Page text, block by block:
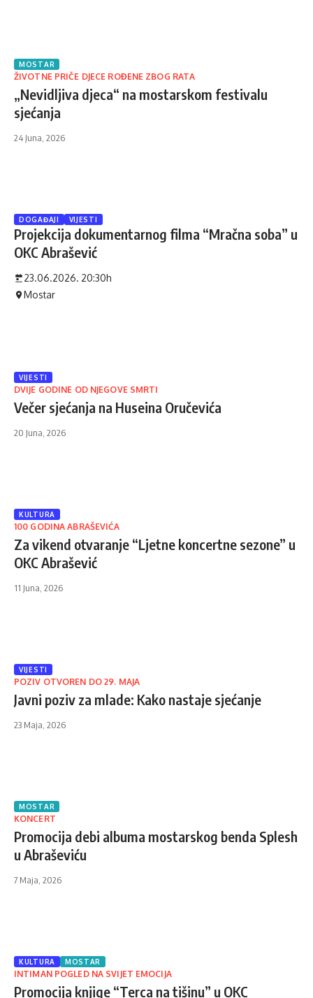
MOSTAR
ŽIVOTNE PRIČE DJECE ROĐENE ZBOG RATA
„Nevidljiva djeca“ na mostarskom festivalu
sjećanja
24 Juna, 2026
DOGAĐAJI VIJESTI
Projekcija dokumentarnog filma “Mračna soba” u
OKC Abrašević
23.06.2026. 20:30h
Mostar
VIJESTI
DVIJE GODINE OD NJEGOVE SMRTI
Večer sjećanja na Huseina Oručevića
20 Juna, 2026
KULTURA
100 GODINA ABRAŠEVIĆA
Za vikend otvaranje “Ljetne koncertne sezone” u
OKC Abrašević
11 Juna, 2026
VIJESTI
POZIV OTVOREN DO 29. MAJA
Javni poziv za mlade: Kako nastaje sjećanje
23 Maja, 2026
MOSTAR
KONCERT
Promocija debi albuma mostarskog benda Splesh
u Abraševiću
7 Maja, 2026
KULTURA MOSTAR
INTIMAN POGLED NA SVIJET EMOCIJA
Promocija knjige “Terca na tišinu” u OKC